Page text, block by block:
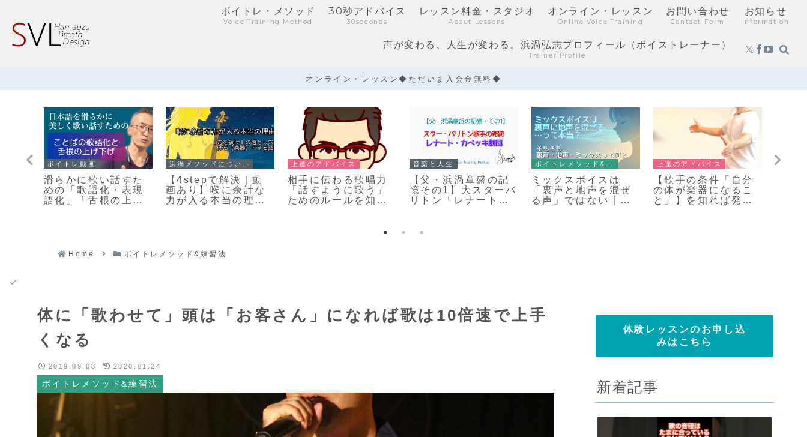
ボイトレ・メソッド
Voice Training Method
30秒アドバイス
30seconds
レッスン料金・スタジオ
About Lessons
オンライン・レッスン
Online Voice Training
お問い合わせ
Contact Form
お知らせ
Information
声が変わる、人生が変わる。浜渦弘志プロフィール（ボイストレーナー）
Trainer Profile
オンライン・レッスン◆ただいま入会金無料◆
ボイトレ動画
滑らかに歌い話すた
めの「歌語化・表現
語化」「舌根の上げ
【4stepで解決｜動
画あり】喉に余計な
力が入る本当の理
上達のアドバイス
相手に伝わる歌唱力
「話すように歌う」
ためのルールを知ろ
音楽と人生
【父・浜渦章盛の記
憶その1】大スターバ
リトン「レナート・
ミックスボイスは
「裏声と地声を混ぜ
る声」ではない｜自
上達のアドバイス
【歌手の条件「自分
の体が楽器になるこ
と」】を知れば発声
ボイト
Home ボイトレメソッド&練習法
体に「歌わせて」頭は「お客さん」になれば歌は10倍速で上手
くなる
ボイトレメソッド&練習法
2019.09.03 2020.01.24
体験レッスンのお申し込
みはこちら
新着記事